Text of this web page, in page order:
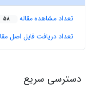
تعداد مشاهده مقاله 58
تعداد دریافت فایل اصل
دسترسی سریع